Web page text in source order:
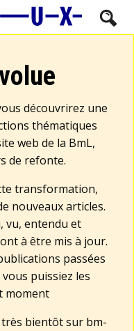
découvrirez une
thématiques
web de la BmL,
de refonte.
transformation,
nouveaux articles.
vu, entendu et
à être mis à jour.
passées
puissiez les
moment
bientôt sur bm-